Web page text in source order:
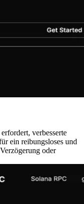
verbesserte
ein reibungsloses und
oder